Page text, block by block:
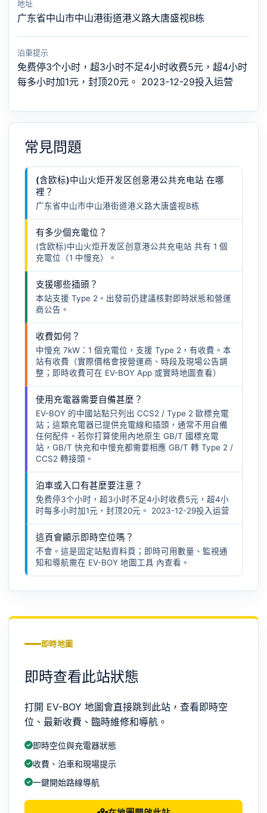
地址
广东省中山市中山港街道港义路大唐盛视B栋
泊車提示
免费停3个小时，超3小时不足4小时收费5元，超4小时
每多小时加1元，封顶20元。 2023-12-29投入运营
常見問題
(含欧标)中山火炬开发区创意港公共充电站 在哪
裡？
广东省中山市中山港街道港义路大唐盛视B栋
有多少個充電位？
(含欧标)中山火炬开发区创意港公共充电站 共有 1 個
充電位（1 中慢充）。
支援哪些插頭？
本站支援 Type 2。出發前仍建議核對即時狀態和營運
商公告。
收費如何？
中慢充 7kW：1 個充電位，支援 Type 2，有收費。本
站有收費（實際價格會按營運商、時段及現場公告調
整；即時收費可在 EV-BOY App 或實時地圖查看）
使用充電器需要自備甚麼？
EV-BOY 的中國站點只列出 CCS2 / Type 2 歐標充電
站；這類充電器已提供充電線和插頭，通常不用自備
任何配件。若你打算使用內地原生 GB/T 國標充電
站，GB/T 快充和中慢充都需要相應 GB/T 轉 Type 2 /
CCS2 轉接頭 。
泊車或入口有甚麼要注意？
免费停3个小时，超3小时不足4小时收费5元，超4小
时每多小时加1元，封顶20元。 2023-12-29投入运营
這頁會顯示即時空位嗎？
不會。這是固定站點資料頁；即時可用數量、監視通
知和導航需在 EV-BOY 地圖工具 內查看。
即時地圖
即時查看此站狀態
打開 EV-BOY 地圖會直接跳到此站，查看即時空
位、最新收費、臨時維修和導航。
即時空位與充電器狀態
收費、泊車和現場提示
一鍵開始路線導航